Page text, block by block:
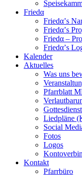
Friedα
Friedα’s
Friedα’s
Friedα –
Friedα’s
Kalender
Aktuelles
Was uns
Pfarrblatt
Liedpläne
Social
Fotos
Logos
Kontakt
Pfarrbüro